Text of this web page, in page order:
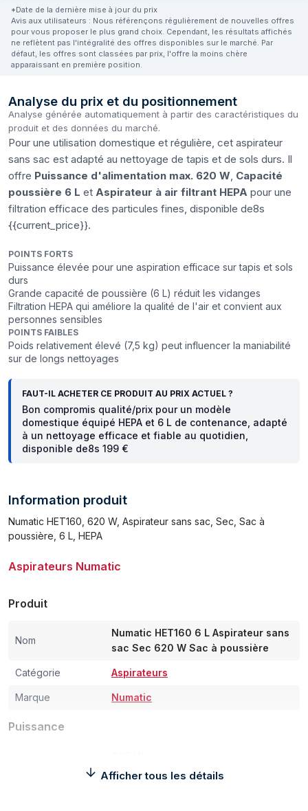
*Date de la dernière mise à jour du prix
Avis aux utilisateurs : Nous référençons régulièrement de nouvelles offres
pour vous proposer le plus grand choix. Cependant, les résultats affichés
ne reflètent pas l'intégralité des offres disponibles sur le marché. Par
défaut, les offres sont classées par prix, l'offre la moins chère
apparaissant en première position.
Analyse du prix et du positionnement
Analyse générée automatiquement à partir des caractéristiques du
produit et des données du marché.
Pour une utilisation domestique et régulière, cet aspirateur
sans sac est adapté au nettoyage de tapis et de sols durs. Il
offre Puissance d'alimentation max. 620 W Capacité
poussière 6 L et Aspirateur à air filtrant HEPA pour une
filtration efficace des particules fines, disponible de8s
{{current_price}}.
POINTS FORTS
Puissance élevée pour une aspiration efficace sur tapis et sols
durs
Grande capacité de poussière (6 L) réduit les vidanges
Filtration HEPA qui améliore la qualité de l'air et convient aux
personnes sensibles
POINTS FAIBLES
Poids relativement élevé (7,5 kg) peut influencer la maniabilité
sur de longs nettoyages
FAUT-IL ACHETER CE PRODUIT AU PRIX ACTUEL ?
Bon compromis qualité/prix pour un modèle
domestique équipé HEPA et 6 L de contenance, adapté
à un nettoyage efficace et fiable au quotidien,
disponible de8s 199 €
Information produit
Numatic HET160, 620 W, Aspirateur sans sac, Sec, Sac à
poussière, 6 L, HEPA
Aspirateurs Numatic
Produit
Nom
Numatic HET160 6 L Aspirateur sans
sac Sec 620 W Sac à poussière
Catégorie Aspirateurs
Marque Numatic
Puissance
d'alimentation max. Afficher tous les détails